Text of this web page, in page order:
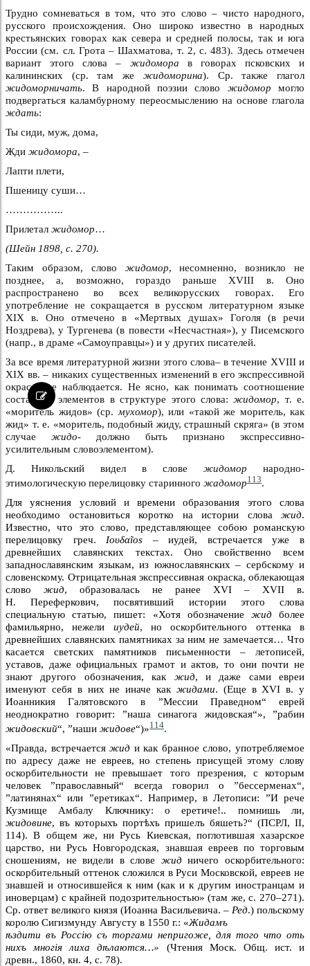
Трудно сомневаться в том, что это слово – чисто народного,
русского происхождения. Оно широко известно в народных
крестьянских говорах как севера и средней полосы, так и юга
России (см. сл. Грота – Шахматова, т. 2, с. 483). Здесь отмечен
вариант этого слова – жидомора в говорах псковских и
калининских (ср. там же жидоморина). Ср. также глагол
жидоморничать. В народной поэзии слово жидомор могло
подвергаться каламбурному переосмыслению на основе глагола
ждать:
Ты сиди, муж, дома,
Жди жидомора, –
Лапти плети,
Пшеницу суши…
……………..
Прилетал жидомор…
(Шейн 1898, с. 270).
Таким образом, слово жидомор, несомненно, возникло не
позднее, а, возможно, гораздо раньше XVIII в. Оно
распространено во всех великорусских говорах. Его
употребление не сокращается в русском литературном языке
XIX в. Оно отмечено в «Мертвых душах» Гоголя (в речи
Ноздрева), у Тургенева (в повести «Несчастная»), у Писемского
(напр., в драме «Самоуправцы») и у других писателей.
За все время литературной жизни этого слова– в течение XVIII и
XIX вв. – никаких существенных изменений в его экспрессивной
окраске не наблюдается. Не ясно, как понимать соотношение
составных элементов в структуре этого слова:жидомор, т. е.
«моритель жидов» (ср. мухомор), или «такой же моритель, как
жид» т. е. «моритель, подобный жиду, страшный скряга» (в этом
случае жидо- должно быть признано экспрессивно-
усилительным словоэлементом).
Д. Никольский видел в слове жидомор народно-
этимологическую перелицовку старинного жадомор113.
Для уяснения условий и времени образования этого слова
необходимо остановиться коротко на истории слова жид.
Известно, что это слово, представляющее собою романскую
перелицовку греч. Iουδαĩoѕ –иудей, встречается уже в
древнейших славянских текстах. Оно свойственно всем
западнославянским языкам, из южнославянских – сербскому и
словенскому. Отрицательная экспрессивная окраска, облекающая
слово жид, образовалась не ранее XVI – XVII в.
Н. Переферкович, посвятивший истории этого слова
специальную статью, пишет: «Хотя обозначение жид более
фамильярно, нежели иудей, но оскорбительного оттенка в
древнейших славянских памятниках за ним не замечается… Что
касается светских памятников письменности – летописей,
уставов, даже официальных грамот и актов, то они почти не
знают другого обозначения, как жид, и даже сами евреи
именуют себя в них не иначе как жидами. (Еще в XVI в. у
Иоанникия Галятовского в ”Мессии Праведном“ еврей
неоднократно говорит: ”наша синагога жидовская“», ”рабин
жидовский“, ”наши жидове“)»114.
«Правда, встречаетсяжид и как бранное слово, употребляемое
по адресу даже не евреев, но степень присущей этому слову
оскорбительности не превышает того презрения, с которым
человек ”православный“ всегда говорил о ”бессерменах“,
”латинянах“ или ”еретиках“. Например, в Летописи: ”И рече
Кузмище Амбалу Ключнику: о еретиче!.. помнишь ли,
жидовине, въ которыхъ портѣхъ пришелъ бяшеть?“ (ПСРЛ, II,
114). В общем же, ни Русь Киевская, поглотившая хазарское
царство, ни Русь Новгородская, знавшая евреев по торговым
сношениям, не видели в слове жид ничего оскорбительного:
оскорбительный оттенок сложился в Руси Московской, евреев не
знавшей и относившейся к ним (как и к другим иностранцам и
иноверцам) с крайней подозрительностью» (там же, с. 270–271).
Ср. ответ великого князя (Иоанна Васильевича. – Ред.) польскому
королю Сигизмунду Августу в 1550 г.: «Жидамъ
ѣздити въ Россiю съ торгами непригоже, для того что оть
нихъ многiя лиха дѣлаются…» (Чтения Моск. Общ. ист. и
древн., 1860, кн. 4, с. 78).